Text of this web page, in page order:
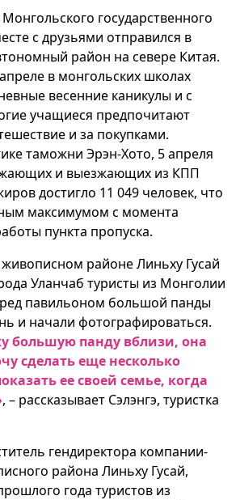
государственного
с друзьями отправился в
район на севере Китая.
в монгольских школах
весенние каникулы и с
учащиеся предпочитают
и за покупками.
таможни Эрэн-Хото, 5 апреля
и выезжающих из КПП
достигло 11 049 человек, что
максимумом с момента
пункта пропуска.
районе Линьху Гусай
Уланчаб туристы из Монголии
павильоном большой панды
и начали фотографироваться.
большую панду вблизи, она
сделать еще несколько
ее своей семье, когда
, – рассказывает Сэлэнгэ, туристка
гендиректора компании-
района Линьху Гусай,
года туристов из